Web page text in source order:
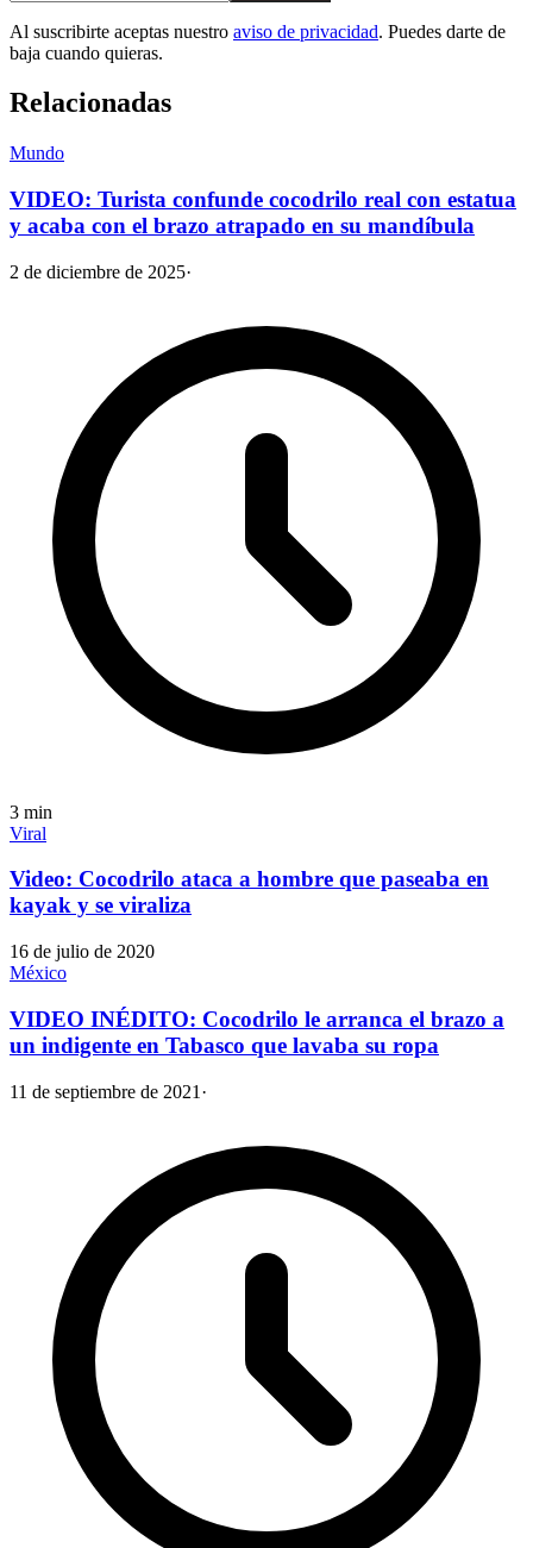
Al suscribirte aceptas nuestro aviso de privacidad. Puedes darte de
baja cuando quieras.
Relacionadas
Mundo
VIDEO: Turista confunde cocodrilo real con estatua
y acaba con el brazo atrapado en su mandíbula
2 de diciembre de 2025·
3 min
Viral
Video: Cocodrilo ataca a hombre que paseaba en
kayak y se viraliza
16 de julio de 2020
México
VIDEO INÉDITO: Cocodrilo le arranca el brazo a
un indigente en Tabasco que lavaba su ropa
11 de septiembre de 2021 ·